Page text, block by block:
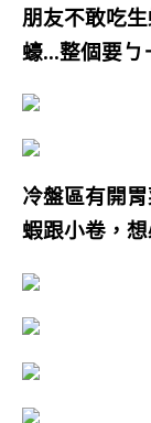
朋友不敢吃
蠔…整個要ㄅ
冷盤區有開
蝦跟小卷，